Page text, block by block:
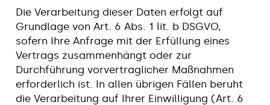
Die Verarbeitung dieser Daten erfolgt auf
Grundlage von Art. 6 Abs. 1 lit. b DSGVO,
sofern Ihre Anfrage mit der Erfüllung eines
Vertrags zusammenhängt oder zur
Durchführung vorvertraglicher Maßnahmen
erforderlich ist. In allen übrigen Fällen beruht
die Verarbeitung auf Ihrer Einwilligung (Art. 6